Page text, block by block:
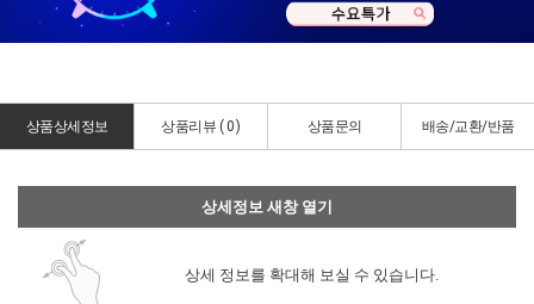
상품상세정보 상품리뷰 ( 0) 상품문의 배송/교환/반품
상세정보 새창 열기
상세 정보를 확대해 보실 수 있습니다.